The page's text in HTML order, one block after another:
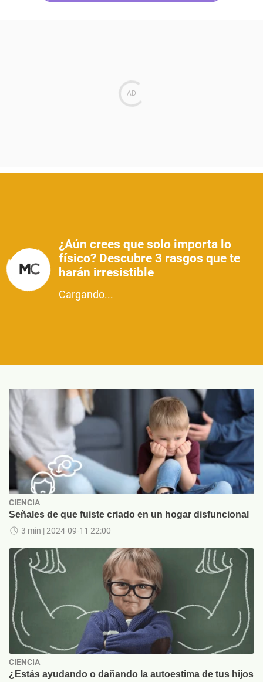
¿Aún crees que solo importa lo
físico? Descubre 3 rasgos que te
harán irresistible
Cargando...
CIENCIA
Señales de que fuiste criado en un hogar disfuncional
3 min | 2024-09-11 22:00
CIENCIA
¿Estás ayudando o dañando la autoestima de tus hijos